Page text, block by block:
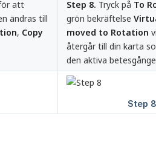
att
ändras till
, Copy
Step 8. Tryck på To
grön bekräftelse
moved to Rotation
återgår till din karta
den aktiva